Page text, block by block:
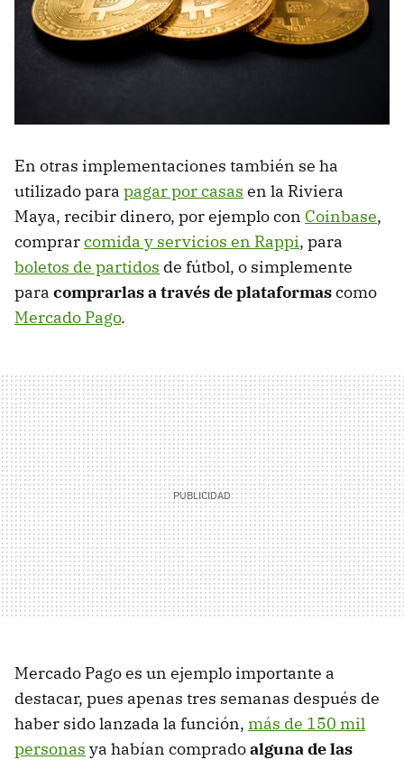
En otras implementaciones también se ha
utilizado para pagar por casas en la Riviera
Maya, recibir dinero, por ejemplo con Coinbase,
comprarcomida y servicios en Rappi, para
boletos de partidos de fútbol, o simplemente
para comprarlas a través de plataformascomo
Mercado Pago.
Mercado Pago es un ejemplo importante a
destacar, pues apenas tres semanas después de
haber sido lanzada la función, más de 150 mil
personas ya habían compradoalguna de las